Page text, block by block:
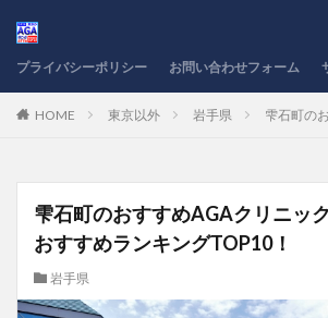
プライバシーポリシー お問い合わせフォーム
HOME 東京以外 岩手県 雫石町の
雫石町のおすすめAGAクリニッ
おすすめランキングTOP10！
岩手県